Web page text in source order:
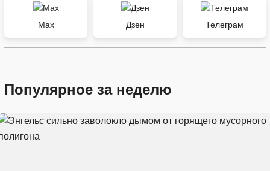
Max Дзен Телеграм
Популярное за неделю